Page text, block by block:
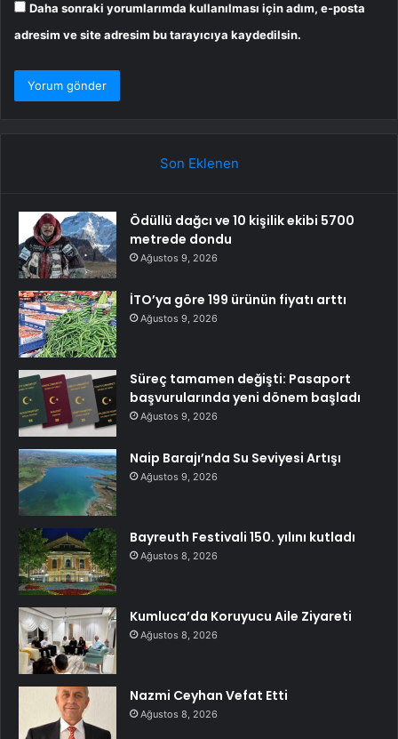
Daha sonraki yorumlarımda kullanılması için adım, e-posta
adresim ve site adresim bu tarayıcıya kaydedilsin.
Son Eklenen
Ödüllü dağcı ve 10 kişilik ekibi 5700
metrede dondu
Ağustos 9, 2026
İTO’ya göre 199 ürünün fiyatı arttı
Ağustos 9, 2026
Süreç tamamen değişti: Pasaport
başvurularında yeni dönem başladı
Ağustos 9, 2026
Naip Barajı’nda Su Seviyesi Artışı
Ağustos 9, 2026
Bayreuth Festivali 150. yılını kutladı
Ağustos 8, 2026
Kumluca’da Koruyucu Aile Ziyareti
Ağustos 8, 2026
Nazmi Ceyhan Vefat Etti
Ağustos 8, 2026